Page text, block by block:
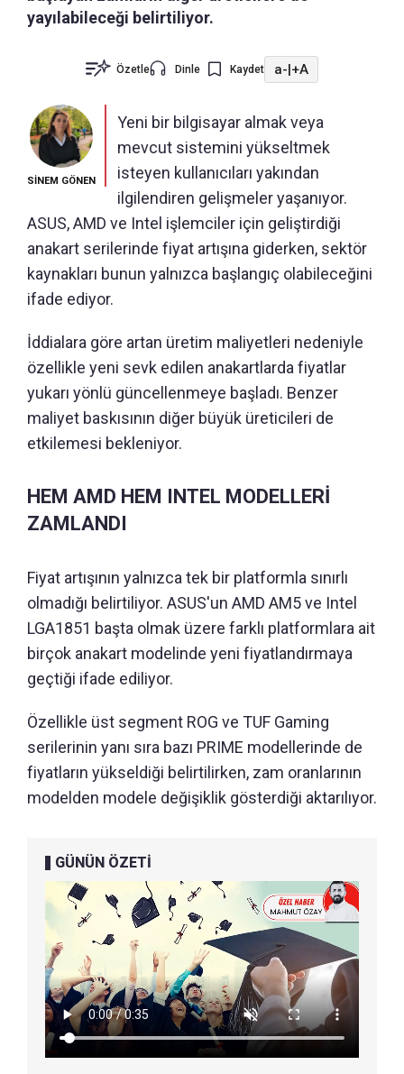
yayılabileceği belirtiliyor.
Özetle Dinle Kaydet a-|+A
SİNEM GÖNEN
Yeni bir bilgisayar almak veya
mevcut sistemini yükseltmek
isteyen kullanıcıları yakından
ilgilendiren gelişmeler yaşanıyor.
ASUS, AMD ve Intel işlemciler için geliştirdiği
anakart serilerinde fiyat artışına giderken, sektör
kaynakları bunun yalnızca başlangıç olabileceğini
ifade ediyor.
İddialara göre artan üretim maliyetleri nedeniyle
özellikle yeni sevk edilen anakartlarda fiyatlar
yukarı yönlü güncellenmeye başladı. Benzer
maliyet baskısının diğer büyük üreticileri de
etkilemesi bekleniyor.
HEM AMD HEM INTEL MODELLERİ
ZAMLANDI
Fiyat artışının yalnızca tek bir platformla sınırlı
olmadığı belirtiliyor. ASUS'un AMD AM5 ve Intel
LGA1851 başta olmak üzere farklı platformlara ait
birçok anakart modelinde yeni fiyatlandırmaya
geçtiği ifade ediliyor.
Özellikle üst segment ROG ve TUF Gaming
serilerinin yanı sıra bazı PRIME modellerinde de
fiyatların yükseldiği belirtilirken, zam oranlarının
modelden modele değişiklik gösterdiği aktarılıyor.
GÜNÜN ÖZETİ